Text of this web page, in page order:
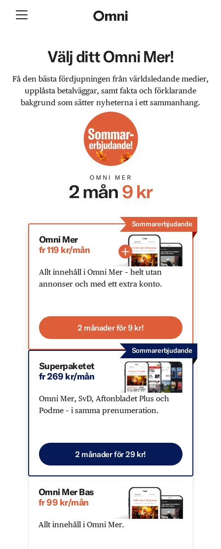
Välj ditt Omni Mer!
Få den bästa fördjupningen från världsledande medier,
upplåsta betalväggar, samt fakta och förklarande
bakgrund som sätter nyheterna i ett sammanhang.
Sommarerbjudande
Omni Mer
fr 119 kr/mån
Allt innehåll i Omni Mer – helt utan
annonser och med ett extra konto.
2 månader för 9 kr!
Sommarerbjudande
Superpaketet
fr 269 kr/mån
Omni Mer, SvD, Aftonbladet Plus och
Podme – i samma prenumeration.
2 månader för 29 kr!
Omni Mer Bas
fr 99 kr/mån
Allt innehåll i Omni Mer.